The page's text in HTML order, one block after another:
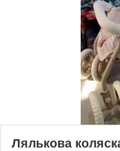
Лялькова